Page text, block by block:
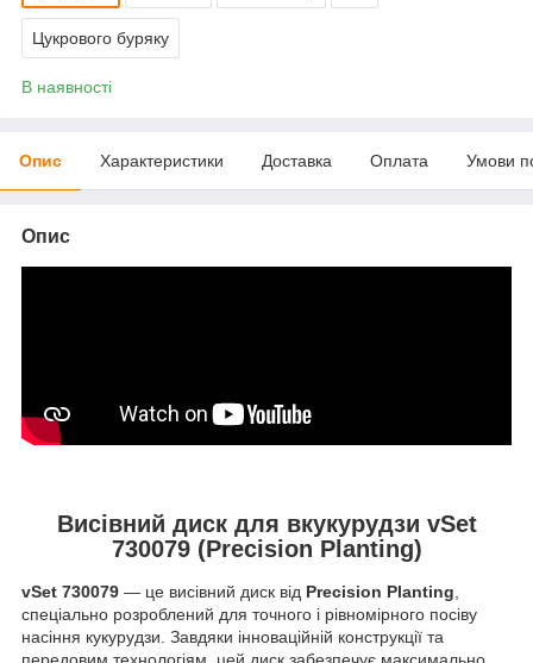
Цукрового буряку
В наявності
Опис Характеристики Доставка Оплата Умови
Опис
Висівний диск для вкукурудзи vSet
730079 (Precision Planting)
vSet 730079 — це висівний диск від Precision Planting
спеціально розроблений для точного і рівномірного посіву
насіння кукурудзи. Завдяки інноваційній конструкції та